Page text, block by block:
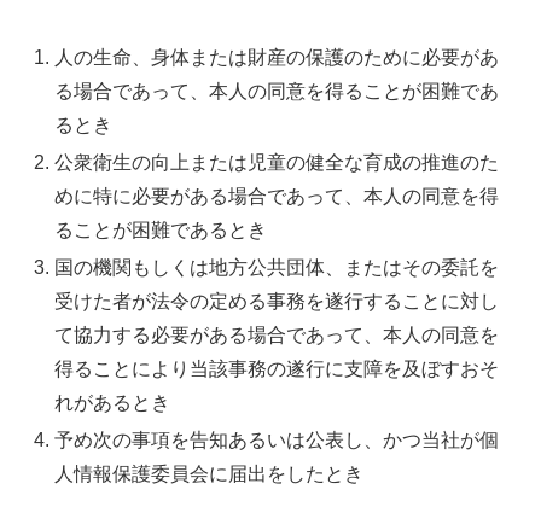
人の生命、身体または財産の保護のために必要があ
る場合であって、本人の同意を得ることが困難であ
るとき
公衆衛生の向上または児童の健全な育成の推進のた
めに特に必要がある場合であって、本人の同意を得
ることが困難であるとき
国の機関もしくは地方公共団体、またはその委託を
受けた者が法令の定める事務を遂行することに対し
て協力する必要がある場合であって、本人の同意を
得ることにより当該事務の遂行に支障を及ぼすおそ
れがあるとき
予め次の事項を告知あるいは公表し、かつ当社が個
人情報保護委員会に届出をしたとき